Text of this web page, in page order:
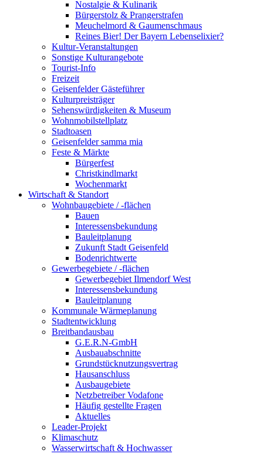
Nostalgie & Kulinarik
Bürgerstolz & Prangerstrafen
Meuchelmord & Gaumenschmaus
Reines Bier! Der Bayern Lebenselixier?
Kultur-Veranstaltungen
Sonstige Kulturangebote
Tourist-Info
Freizeit
Geisenfelder Gästeführer
Kulturpreisträger
Sehenswürdigkeiten & Museum
Wohnmobilstellplatz
Stadtoasen
Geisenfelder samma mia
Feste & Märkte
Bürgerfest
Christkindlmarkt
Wochenmarkt
Wirtschaft & Standort
Wohnbaugebiete / -flächen
Bauen
Interessensbekundung
Bauleitplanung
Zukunft Stadt Geisenfeld
Bodenrichtwerte
Gewerbegebiete / -flächen
Gewerbegebiet Ilmendorf West
Interessensbekundung
Bauleitplanung
Kommunale Wärmeplanung
Stadtentwicklung
Breitbandausbau
G.E.R.N-GmbH
Ausbauabschnitte
Grundstücknutzungsvertrag
Hausanschluss
Ausbaugebiete
Netzbetreiber Vodafone
Häufig gestellte Fragen
Aktuelles
Leader-Projekt
Klimaschutz
Wasserwirtschaft & Hochwasser